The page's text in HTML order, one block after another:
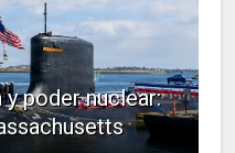
poder nuclear: